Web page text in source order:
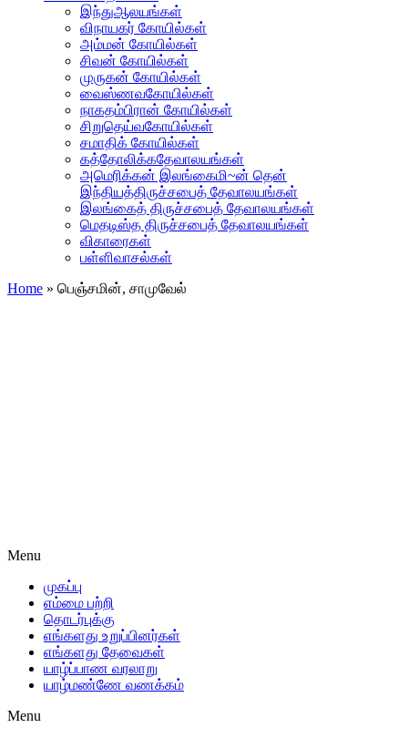
இந்துஆலயங்கள்
விநாயகர் கோயில்கள்
அம்மன் கோயில்கள்
சிவன் கோயில்கள்
முருகன் கோயில்கள்
வைஸ்ணவகோயில்கள்
நாகதம்பிரான் கோயில்கள்
சிறுதெய்வகோயில்கள்
சமாதிக் கோயில்கள்
கத்தோலிக்கதேவாலயங்கள்
அமெரிக்கன் இலங்கைமி~ன் தென்
இந்தியத்திருச்சபைத் தேவாலயங்கள்
இலங்கைத் திருச்சபைத் தேவாலயங்கள்
மெதடிஸ்த திருச்சபைத் தேவாலயங்கள்
விகாரைகள்
பள்ளிவாசல்கள்
Home » பெஞ்சமின், சாமுவேல்
Menu
முகப்பு
எம்மை பற்றி
தொடர்புக்கு
எங்களது உறுப்பினர்கள்
எங்களது தேவைகள்
யாழ்ப்பாண வரலாறு
யாழ்மண்ணே வணக்கம்
Menu